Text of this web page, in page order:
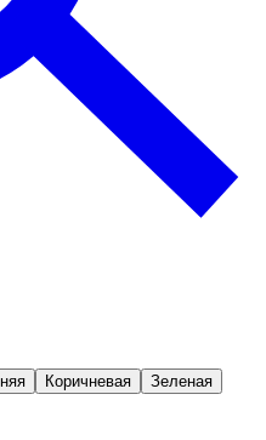
Коричневая Зеленая